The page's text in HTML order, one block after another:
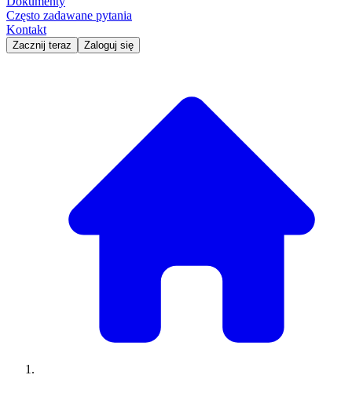
Często zadawane pytania
Kontakt
Zacznij teraz Zaloguj się